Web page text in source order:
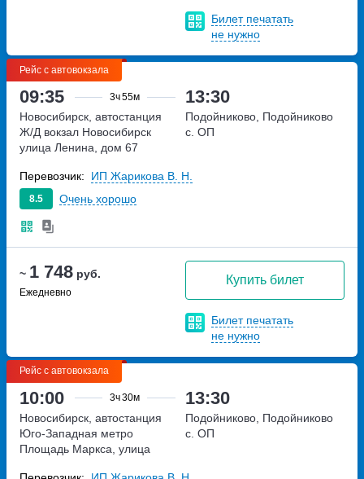
Билет печатать
не нужно
Рейс с автовокзала
09:35 3ч55м 13:30
~ 1 748 руб.
Ежедневно
Купить билет
Билет печатать
не нужно
Новосибирск, автостанция
Ж/Д вокзал Новосибирск
улица Ленина, дом 67
Подойниково, Подойниково
с. ОП
8.5 Очень хорошо
Перевозчик: ИП Жарикова В. Н.
Рейс с автовокзала
10:00 3ч30м 13:30
Новосибирск, автостанция
Юго-Западная метро
Площадь Маркса, улица
Подойниково, Подойниково
с. ОП